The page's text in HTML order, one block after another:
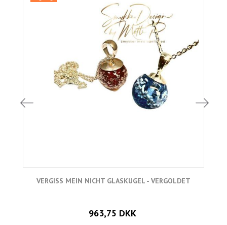
VERGISS MEIN NICHT GLASKUGEL - VERGOLDET
963,75 DKK